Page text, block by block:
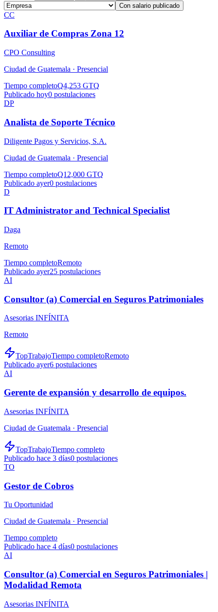
Con salario publicado
CC
Auxiliar de Compras Zona 12
CPO Consulting
Ciudad de Guatemala · Presencial
Tiempo completoQ4,253 GTQ
Publicado hoy0 postulaciones
DP
Analista de Soporte Técnico
Diligente Pagos y Servicios, S.A.
Ciudad de Guatemala · Presencial
Tiempo completoQ12,000 GTQ
Publicado ayer0 postulaciones
D
IT Administrator and Technical Specialist
Daga
Remoto
Tiempo completoRemoto
Publicado ayer25 postulaciones
AI
Consultor (a) Comercial en Seguros Patrimoniales
Asesorias INFÍNITA
Remoto
TopTrabajoTiempo completoRemoto
Publicado ayer6 postulaciones
AI
Gerente de expansión y desarrollo de equipos.
Asesorias INFÍNITA
Ciudad de Guatemala · Presencial
TopTrabajoTiempo completo
Publicado hace 3 días0 postulaciones
TO
Gestor de Cobros
Tu Oportunidad
Ciudad de Guatemala · Presencial
Tiempo completo
Publicado hace 4 días0 postulaciones
AI
Consultor (a) Comercial en Seguros Patrimoniales |
Modalidad Remota
Asesorias INFÍNITA